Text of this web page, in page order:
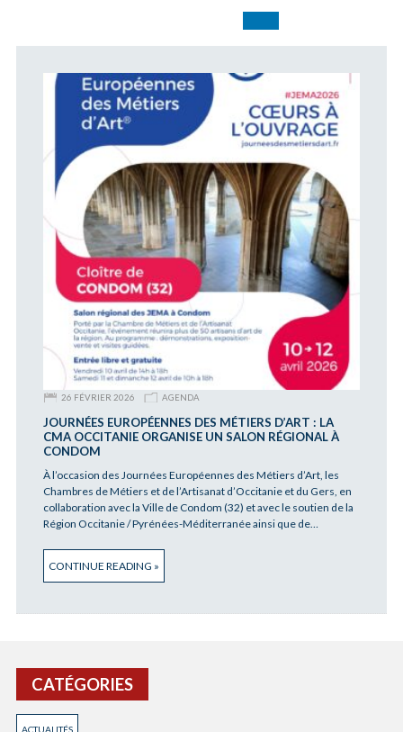
26 FÉVRIER 2026 AGENDA
JOURNÉES EUROPÉENNES DES MÉTIERS D’ART : LA
CMA OCCITANIE ORGANISE UN SALON RÉGIONAL À
CONDOM
À l’occasion des Journées Européennes des Métiers d’Art, les
Chambres de Métiers et de l’Artisanat d’Occitanie et du Gers, en
collaboration avec la Ville de Condom (32) et avec le soutien de la
Région Occitanie / Pyrénées-Méditerranée ainsi que de…
CONTINUE READING »
CATÉGORIES
ACTUALITÉS